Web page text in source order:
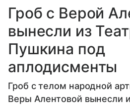
Гроб с Верой
вынесли из
Пушкина под
аплодисменты
Гроб с телом народной
Веры Алентовой вынесли